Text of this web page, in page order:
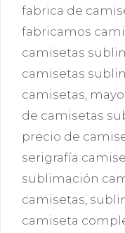
fabrica de
fabricamos
camisetas
camisetas
camisetas
de camisetas
precio de
serigrafía
sublimación
camisetas
camiseta